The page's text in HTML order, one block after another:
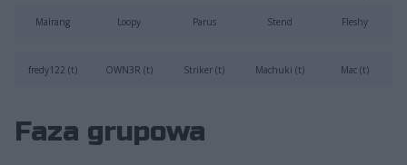
Malrang Loopy Parus Stend Fleshy
fredy122 (t) OWN3R (t) Striker (t) Machuki (t) Mac (t)
Faza grupowa